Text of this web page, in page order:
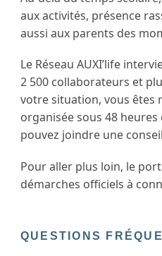
aux activités, présence
aussi aux parents des
Le Réseau AUXI’life
2 500 collaborateurs et
votre situation, vous êtes
organisée sous 48
pouvez joindre une
Pour aller plus loin, le
démarches officiels à
QUESTIONS